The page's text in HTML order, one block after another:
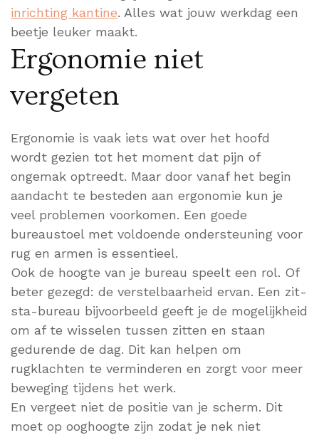
inrichting kantine. Alles wat jouw werkdag een
beetje leuker maakt.
Ergonomie niet
vergeten
Ergonomie is vaak iets wat over het hoofd
wordt gezien tot het moment dat pijn of
ongemak optreedt. Maar door vanaf het begin
aandacht te besteden aan ergonomie kun je
veel problemen voorkomen. Een goede
bureaustoel met voldoende ondersteuning voor
rug en armen is essentieel.
Ook de hoogte van je bureau speelt een rol. Of
beter gezegd: de verstelbaarheid ervan. Een zit-
sta-bureau bijvoorbeeld geeft je de mogelijkheid
om af te wisselen tussen zitten en staan
gedurende de dag. Dit kan helpen om
rugklachten te verminderen en zorgt voor meer
beweging tijdens het werk.
En vergeet niet de positie van je scherm. Dit
moet op ooghoogte zijn zodat je nek niet